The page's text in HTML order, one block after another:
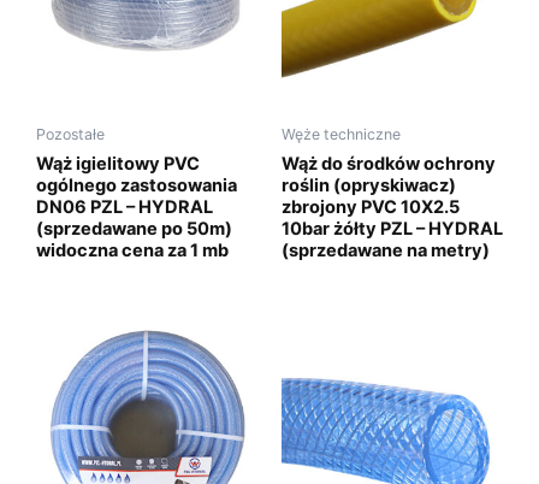
Pozostałe
Wąż igielitowy PVC
ogólnego zastosowania
DN06 PZL – HYDRAL
(sprzedawane po 50m)
widoczna cena za 1 mb
Węże techniczne
Wąż do środków ochrony
roślin (opryskiwacz)
zbrojony PVC 10X2.5
10bar żółty PZL – HYDRAL
(sprzedawane na metry)